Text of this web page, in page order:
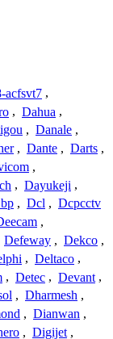
acfsvt7 ,
, Dahua ,
, Danale ,
, Dante , Darts ,
,
, Dayukeji ,
, Dcl , Dcpcctv
,
Defeway , Dekco ,
, Deltaco ,
, Detec , Devant ,
, Dharmesh ,
, Dianwan ,
, Digijet ,